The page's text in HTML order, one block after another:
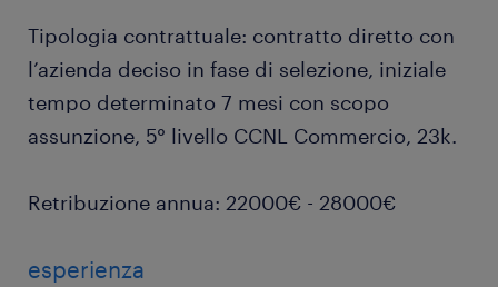
Tipologia contrattuale: contratto diretto con
l’azienda deciso in fase di selezione, iniziale
tempo determinato 7 mesi con scopo
assunzione, 5° livello CCNL Commercio, 23k.
Retribuzione annua: 22000€ - 28000€
esperienza